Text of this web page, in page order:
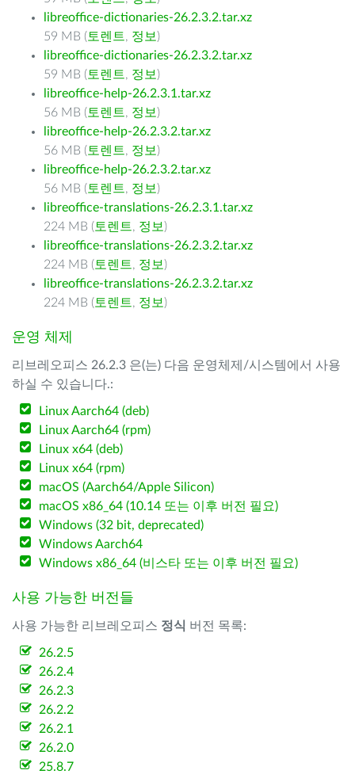
libreoffice-dictionaries-26.2.3.2.tar.xz
59 MB ( 토렌트, 정보 )
libreoffice-dictionaries-26.2.3.2.tar.xz
59 MB ( 토렌트, 정보 )
libreoffice-help-26.2.3.1.tar.xz
56 MB ( 토렌트, 정보 )
libreoffice-help-26.2.3.2.tar.xz
56 MB ( 토렌트, 정보 )
libreoffice-help-26.2.3.2.tar.xz
56 MB ( 토렌트, 정보 )
libreoffice-translations-26.2.3.1.tar.xz
224 MB ( 토렌트, 정보 )
libreoffice-translations-26.2.3.2.tar.xz
224 MB ( 토렌트, 정보 )
libreoffice-translations-26.2.3.2.tar.xz
224 MB ( 토렌트, 정보 )
운영 체제
리브레오피스 26.2.3 은(는) 다음 운영체제/시스템에서 사용
하실 수 있습니다.:
Linux Aarch64 (deb)
Linux Aarch64 (rpm)
Linux x64 (deb)
Linux x64 (rpm)
macOS (Aarch64/Apple Silicon)
macOS x86_64 (10.14 또는 이후 버전 필요)
Windows (32 bit, deprecated)
Windows Aarch64
Windows x86_64 (비스타 또는 이후 버전 필요)
사용 가능한 버전들
사용 가능한 리브레오피스 정식 버전 목록:
26.2.5
26.2.4
26.2.3
26.2.2
26.2.1
26.2.0
25.8.7